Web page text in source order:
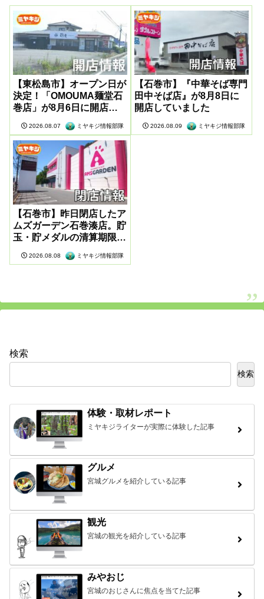
【東松島市】オープン日が
決定！「OMOUMA麺堂石
巻店」が8月6日に開店し
2026.08.07 ミヤキジ情報部隊
【石巻市】『中華そば専門
田中そば店』が8月8日に
開店していました
2026.08.09 ミヤキジ情報部隊
【石巻市】昨日閉店したア
ムズガーデン石巻湊店。貯
玉・貯メダルの清算期限が
2026.08.08 ミヤキジ情報部隊
検索
検索
体験・取材レポート
ミヤキジライターが実際に体験した記事
グルメ
宮城グルメを紹介している記事
観光
宮城の観光を紹介している記事
みやおじ
宮城のおじさんに焦点を当てた記事